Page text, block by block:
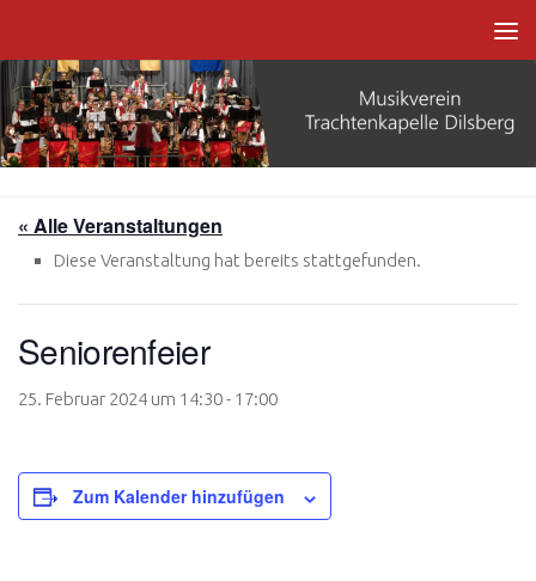
« Alle Veranstaltungen
Diese Veranstaltung hat bereits stattgefunden.
Seniorenfeier
25. Februar 2024 um 14:30- 17:00
Zum Kalender hinzufügen